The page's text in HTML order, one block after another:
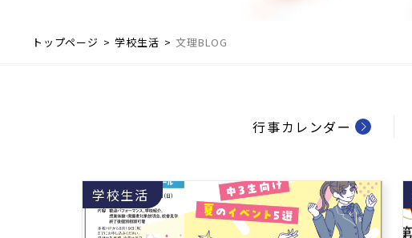
トップページ 学校生活 文理BLOG
行事カレンダー
学校生活